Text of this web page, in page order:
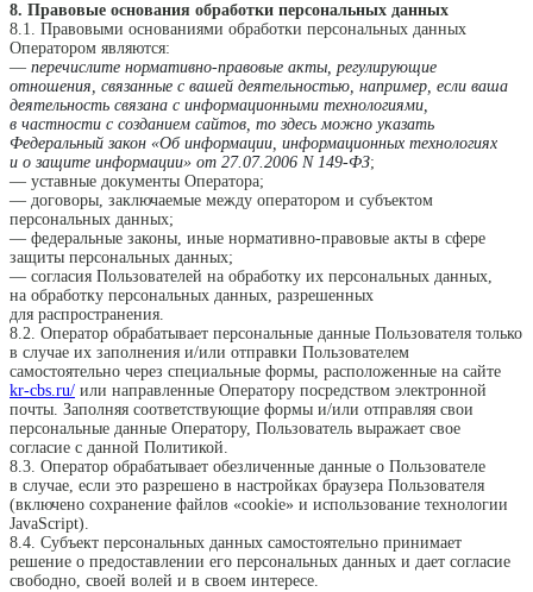
8. Правовые основания обработки персональных данных
8.1. Правовыми основаниями обработки персональных данных
Оператором являются:
— перечислите нормативно-правовые акты, регулирующие
отношения, связанные с вашей деятельностью, например, если ваша
деятельность связана с информационными технологиями,
в частности с созданием сайтов, то здесь можно указать
Федеральный закон «Об информации, информационных технологиях
и о защите информации» от 27.07.2006 N 149-ФЗ;
— уставные документы Оператора;
— договоры, заключаемые между оператором и субъектом
персональных данных;
— федеральные законы, иные нормативно-правовые акты в сфере
защиты персональных данных;
— согласия Пользователей на обработку их персональных данных,
на обработку персональных данных, разрешенных
для распространения.
8.2. Оператор обрабатывает персональные данные Пользователя только
в случае их заполнения и/или отправки Пользователем
самостоятельно через специальные формы, расположенные на сайте
kr-cbs.ru/ или направленные Оператору посредством электронной
почты. Заполняя соответствующие формы и/или отправляя свои
персональные данные Оператору, Пользователь выражает свое
согласие с данной Политикой.
8.3. Оператор обрабатывает обезличенные данные о Пользователе
в случае, если это разрешено в настройках браузера Пользователя
(включено сохранение файлов «cookie» и использование технологии
JavaScript).
8.4. Субъект персональных данных самостоятельно принимает
решение о предоставлении его персональных данных и дает согласие
свободно, своей волей и в своем интересе.